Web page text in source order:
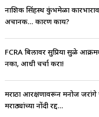
नाशिक सिंहस्थ कुंभमेळा
अचानक... कारण काय?
FCRA बिलावर सुप्रिया सुळे
नका, आधी चर्चा करा!
मराठा आरक्षणावरून मनोज
मराठ्यांच्या नोंदी रद्द...